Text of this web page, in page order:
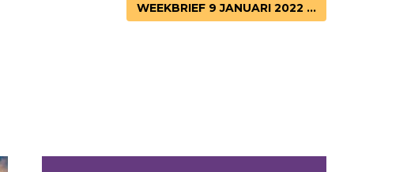
WEEKBRIEF 9 JANUARI 2022 ...